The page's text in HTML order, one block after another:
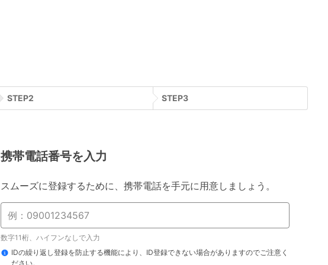
STEP2 STEP3
携帯電話番号を入力
スムーズに登録するために、携帯電話を手元に用意しましょう。
数字11桁、ハイフンなしで入力
IDの繰り返し登録を防止する機能により、ID登録できない場合がありますのでご注意く
ださい。